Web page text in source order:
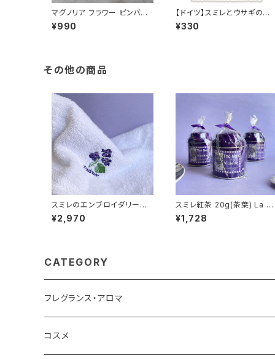
マグノリア フラワー ピンバッ
ジ White Magnolia
¥990
【ドイツ】スミレとウサギのポ
ストカード ラメ＆ダイカット加
工 ■輸入ポストカード■ スイ
¥330
その他の商品
スミレのエンブロイダリーコッ
トンタオル La Maison de la
Violette フランス/トゥールー
¥2,970
スミレ紅茶 20g(茶葉) La M
aison de la Violette フラ
ンス/トゥールーズ Violet bla
¥1,728
CATEGORY
フレグランス・アロマ
コスメ